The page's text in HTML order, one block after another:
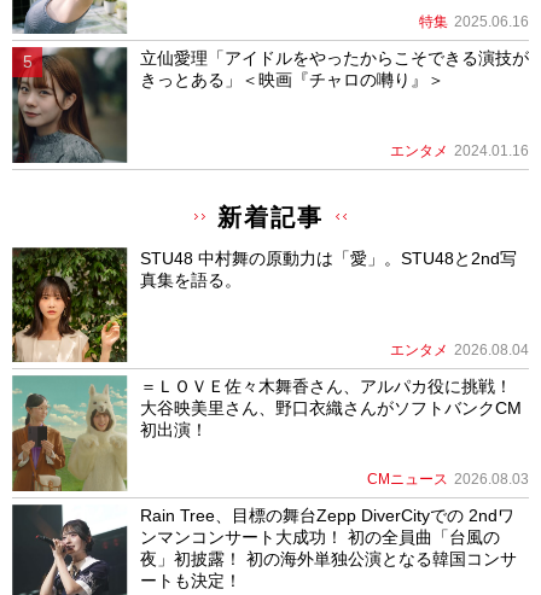
特集 2025.06.16
立仙愛理「アイドルをやったからこそできる演技が
きっとある」＜映画『チャロの囀り』＞
エンタメ 2024.01.16
新着記事
STU48 中村舞の原動力は「愛」。STU48と2nd写
真集を語る。
エンタメ 2026.08.04
＝ＬＯＶＥ佐々木舞香さん、アルパカ役に挑戦！
大谷映美里さん、野口衣織さんがソフトバンクCM
初出演！
CMニュース 2026.08.03
Rain Tree、目標の舞台Zepp DiverCityでの 2ndワ
ンマンコンサート大成功！ 初の全員曲「台風の
夜」初披露！ 初の海外単独公演となる韓国コンサ
ートも決定！